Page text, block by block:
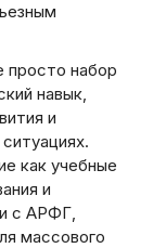
просто набор
навык‚
и
как учебные
и
с АРФГ‚
массового